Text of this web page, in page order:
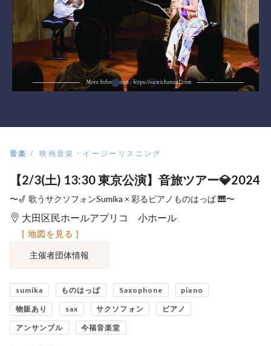
音楽 映画音楽・イージーリスニング
【2/3(土) 13:30 東京公演】音旅ツアー💎2024
〜🎷 歌うサクソフォンSumika × 彩るピアノものはっぱ 🎹〜
大田区民ホールアプリコ 小ホール
[ 地図を見る ]
主催者団体情報
sumika ものはっぱ Saxophone piano
物販あり sax サクソフォン ピアノ
アンサンブル 今福音楽堂